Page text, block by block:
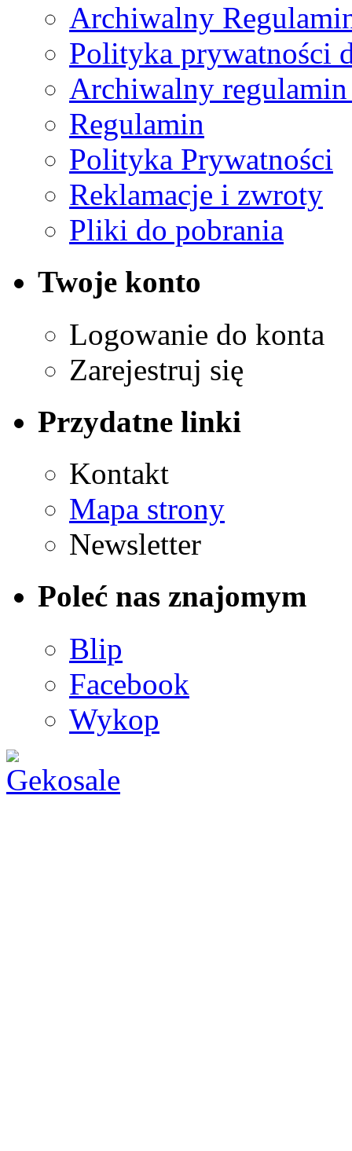
Archiwalny
Polityka prywatności
Archiwalny
Regulamin
Polityka Prywatności
Reklamacje i zwroty
Pliki do pobrania
Twoje konto
Logowanie do konta
Zarejestruj się
Przydatne linki
Kontakt
Mapa strony
Newsletter
Poleć nas znajomym
Blip
Facebook
Wykop